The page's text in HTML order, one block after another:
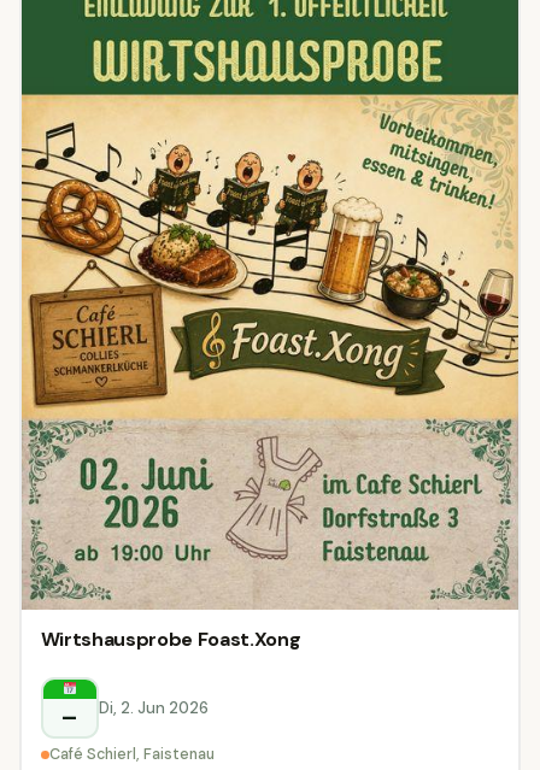
Wirtshausprobe Foast.Xong
– Di, 2. Jun 2026
Café Schierl, Faistenau